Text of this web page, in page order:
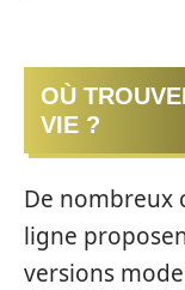
OÙ
VIE ?
De nombreux
ligne
versions